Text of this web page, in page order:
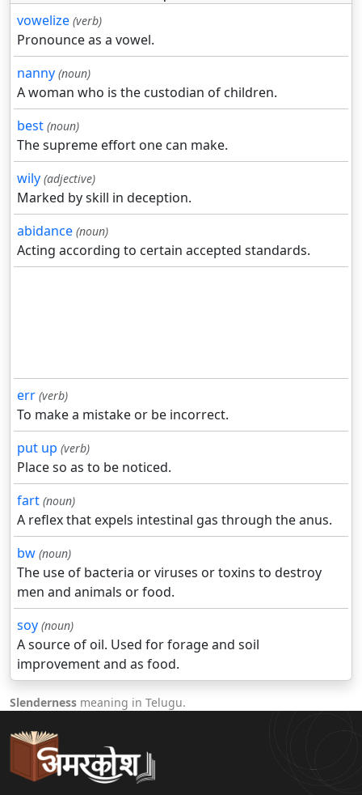
vowelize (verb)
Pronounce as a vowel.
nanny (noun)
A woman who is the custodian of children.
best (noun)
The supreme effort one can make.
wily (adjective)
Marked by skill in deception.
abidance (noun)
Acting according to certain accepted standards.
err (verb)
To make a mistake or be incorrect.
put up (verb)
Place so as to be noticed.
fart (noun)
A reflex that expels intestinal gas through the anus.
bw (noun)
The use of bacteria or viruses or toxins to destroy
men and animals or food.
soy (noun)
A source of oil. Used for forage and soil
improvement and as food.
Slenderness meaning in Telugu.